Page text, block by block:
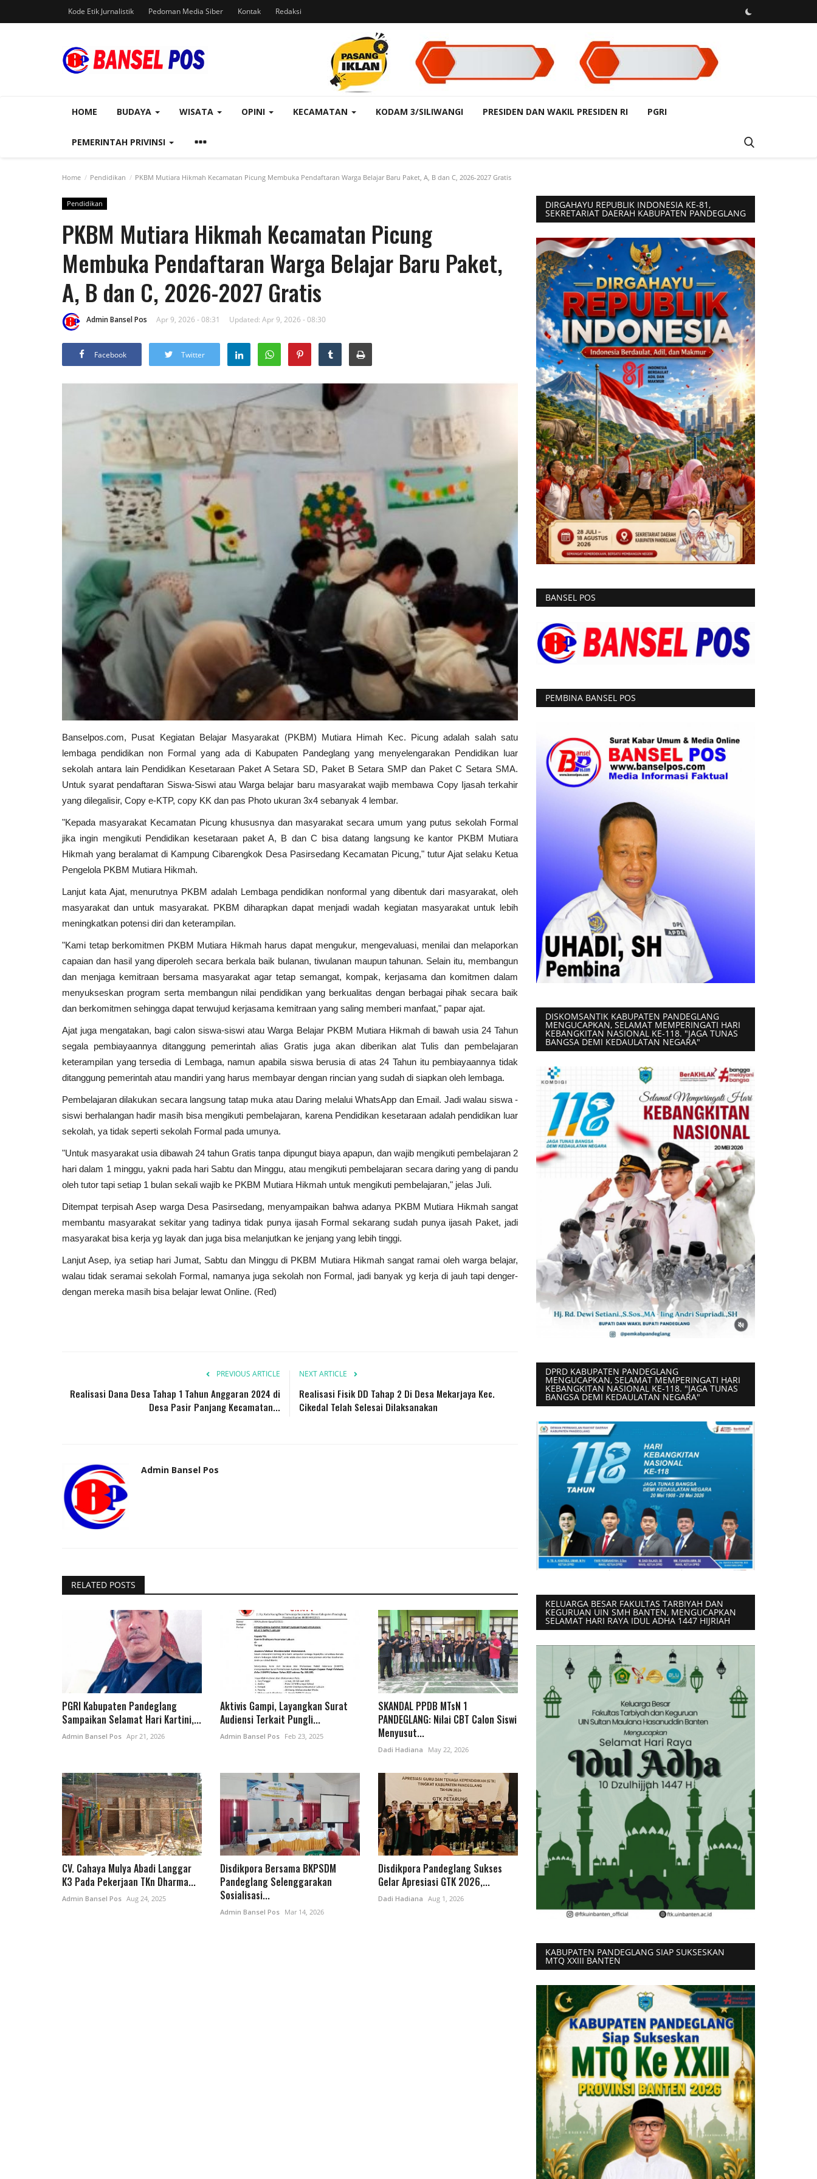
Kode Etik Jurnalistik Pedoman Media Siber Kontak Redaksi
HOME BUDAYA WISATA OPINI KECAMATAN KODAM 3/SILIWANGI PRESIDEN DAN WAKIL PRESIDEN RI PGRI
PEMERINTAH PRIVINSI
Home Pendidikan PKBM Mutiara Hikmah Kecamatan Picung Membuka Pendaftaran Warga Belajar Baru Paket, A, B dan C, 2026-2027 Gratis
Pendidikan
PKBM Mutiara Hikmah Kecamatan Picung
Membuka Pendaftaran Warga Belajar Baru Paket,
A, B dan C, 2026-2027 Gratis
Admin Bansel Pos Apr 9, 2026 - 08:31 Updated: Apr 9, 2026 - 08:30
Facebook Twitter
Banselpos.com, Pusat Kegiatan Belajar Masyarakat (PKBM) Mutiara Himah Kec. Picung adalah salah satu
lembaga pendidikan non Formal yang ada di Kabupaten Pandeglang yang menyelengarakan Pendidikan luar
sekolah antara lain Pendidikan Kesetaraan Paket A Setara SD, Paket B Setara SMP dan Paket C Setara SMA.
Untuk syarat pendaftaran Siswa-Siswi atau Warga belajar baru masyarakat wajib membawa Copy Ijasah terkahir
yang dilegalisir, Copy e-KTP, copy KK dan pas Photo ukuran 3x4 sebanyak 4 lembar.
"Kepada masyarakat Kecamatan Picung khususnya dan masyarakat secara umum yang putus sekolah Formal
jika ingin mengikuti Pendidikan kesetaraan paket A, B dan C bisa datang langsung ke kantor PKBM Mutiara
Hikmah yang beralamat di Kampung Cibarengkok Desa Pasirsedang Kecamatan Picung," tutur Ajat selaku Ketua
Pengelola PKBM Mutiara Hikmah.
Lanjut kata Ajat, menurutnya PKBM adalah Lembaga pendidikan nonformal yang dibentuk dari masyarakat, oleh
masyarakat dan untuk masyarakat. PKBM diharapkan dapat menjadi wadah kegiatan masyarakat untuk lebih
meningkatkan potensi diri dan keterampilan.
"Kami tetap berkomitmen PKBM Mutiara Hikmah harus dapat mengukur, mengevaluasi, menilai dan melaporkan
capaian dan hasil yang diperoleh secara berkala baik bulanan, tiwulanan maupun tahunan. Selain itu, membangun
dan menjaga kemitraan bersama masyarakat agar tetap semangat, kompak, kerjasama dan komitmen dalam
menyukseskan program serta membangun nilai pendidikan yang berkualitas dengan berbagai pihak secara baik
dan berkomitmen sehingga dapat terwujud kerjasama kemitraan yang saling memberi manfaat," papar ajat.
Ajat juga mengatakan, bagi calon siswa-siswi atau Warga Belajar PKBM Mutiara Hikmah di bawah usia 24 Tahun
segala pembiayaannya ditanggung pemerintah alias Gratis juga akan diberikan alat Tulis dan pembelajaran
keterampilan yang tersedia di Lembaga, namun apabila siswa berusia di atas 24 Tahun itu pembiayaannya tidak
ditanggung pemerintah atau mandiri yang harus membayar dengan rincian yang sudah di siapkan oleh lembaga.
Pembelajaran dilakukan secara langsung tatap muka atau Daring melalui WhatsApp dan Email. Jadi walau siswa -
siswi berhalangan hadir masih bisa mengikuti pembelajaran, karena Pendidikan kesetaraan adalah pendidikan luar
sekolah, ya tidak seperti sekolah Formal pada umunya.
"Untuk masyarakat usia dibawah 24 tahun Gratis tanpa dipungut biaya apapun, dan wajib mengikuti pembelajaran 2
hari dalam 1 minggu, yakni pada hari Sabtu dan Minggu, atau mengikuti pembelajaran secara daring yang di pandu
oleh tutor tapi setiap 1 bulan sekali wajib ke PKBM Mutiara Hikmah untuk mengikuti pembelajaran," jelas Juli.
Ditempat terpisah Asep warga Desa Pasirsedang, menyampaikan bahwa adanya PKBM Mutiara Hikmah sangat
membantu masyarakat sekitar yang tadinya tidak punya ijasah Formal sekarang sudah punya ijasah Paket, jadi
masyarakat bisa kerja yg layak dan juga bisa melanjutkan ke jenjang yang lebih tinggi.
Lanjut Asep, iya setiap hari Jumat, Sabtu dan Minggu di PKBM Mutiara Hikmah sangat ramai oleh warga belajar,
walau tidak seramai sekolah Formal, namanya juga sekolah non Formal, jadi banyak yg kerja di jauh tapi denger-
dengan mereka masih bisa belajar lewat Online. (Red)
PREVIOUS ARTICLE
Realisasi Dana Desa Tahap 1 Tahun Anggaran 2024 di
Desa Pasir Panjang Kecamatan...
NEXT ARTICLE
Realisasi Fisik DD Tahap 2 Di Desa Mekarjaya Kec.
Cikedal Telah Selesai Dilaksanakan
Admin Bansel Pos
RELATED POSTS
PGRI Kabupaten Pandeglang
Sampaikan Selamat Hari Kartini,...
Admin Bansel Pos Apr 21, 2026
Aktivis Gampi, Layangkan Surat
Audiensi Terkait Pungli...
Admin Bansel Pos Feb 23, 2025
SKANDAL PPDB MTsN 1
PANDEGLANG: Nilai CBT Calon Siswi
Menyusut...
Dadi Hadiana May 22, 2026
CV. Cahaya Mulya Abadi Langgar
K3 Pada Pekerjaan TKn Dharma...
Admin Bansel Pos Aug 24, 2025
Disdikpora Bersama BKPSDM
Pandeglang Selenggarakan
Sosialisasi...
Admin Bansel Pos Mar 14, 2026
Disdikpora Pandeglang Sukses
Gelar Apresiasi GTK 2026,...
Dadi Hadiana Aug 1, 2026
DIRGAHAYU REPUBLIK INDONESIA KE-81,
SEKRETARIAT DAERAH KABUPATEN PANDEGLANG
BANSEL POS
PEMBINA BANSEL POS
DISKOMSANTIK KABUPATEN PANDEGLANG
MENGUCAPKAN, SELAMAT MEMPERINGATI HARI
KEBANGKITAN NASIONAL KE-118. "JAGA TUNAS
BANGSA DEMI KEDAULATAN NEGARA"
DPRD KABUPATEN PANDEGLANG
MENGUCAPKAN, SELAMAT MEMPERINGATI HARI
KEBANGKITAN NASIONAL KE-118. "JAGA TUNAS
BANGSA DEMI KEDAULATAN NEGARA"
KELUARGA BESAR FAKULTAS TARBIYAH DAN
KEGURUAN UIN SMH BANTEN, MENGUCAPKAN
SELAMAT HARI RAYA IDUL ADHA 1447 HIJRIAH
KABUPATEN PANDEGLANG SIAP SUKSESKAN
MTQ XXIII BANTEN